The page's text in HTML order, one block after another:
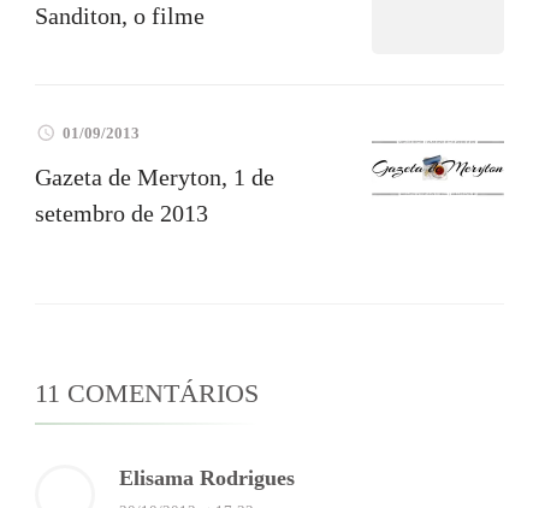
Sanditon, o filme
01/09/2013
Gazeta de Meryton, 1 de
setembro de 2013
11 COMENTÁRIOS
Elisama Rodrigues